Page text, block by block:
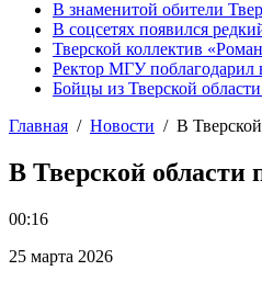
В знаменитой обители
В соцсетях появился
Тверской коллектив
Ректор МГУ поблагодарил
Бойцы из Тверской
Главная
Новости В
В Тверской
00:16
25 марта 2026